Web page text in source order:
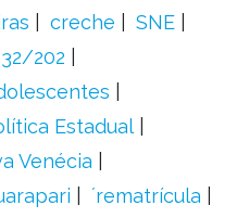
creche
SNE
202
Estadual
Venécia
´rematrícula